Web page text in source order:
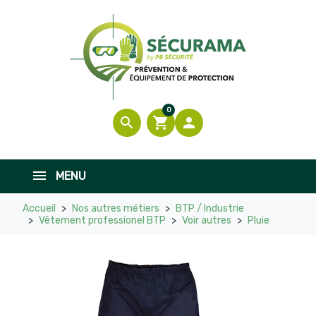
search shopping_cart
0

MENU
Accueil Nos autres métiers
BTP / Industrie
Vêtement professionel BTP
Voir autres Pluie